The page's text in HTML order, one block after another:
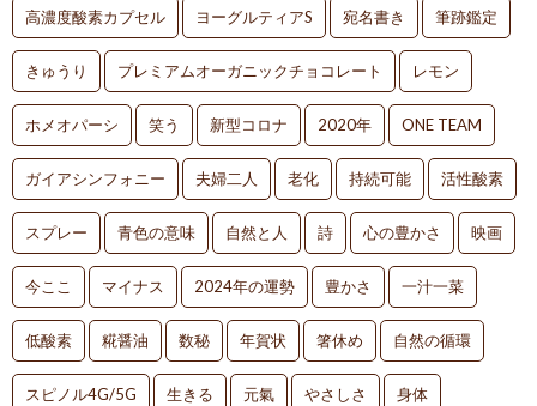
高濃度酸素カプセル ヨーグルティアS 宛名書き 筆跡鑑定
きゅうり プレミアムオーガニックチョコレート レモン
ホメオパーシ 笑う 新型コロナ 2020年 ONE TEAM
ガイアシンフォニー 夫婦二人 老化 持続可能 活性酸素
スプレー 青色の意味 自然と人 詩 心の豊かさ 映画
今ここ マイナス 2024年の運勢 豊かさ 一汁一菜
低酸素 糀醤油 数秘 年賀状 箸休め 自然の循環
スピノル4G/5G 生きる 元氣 やさしさ 身体